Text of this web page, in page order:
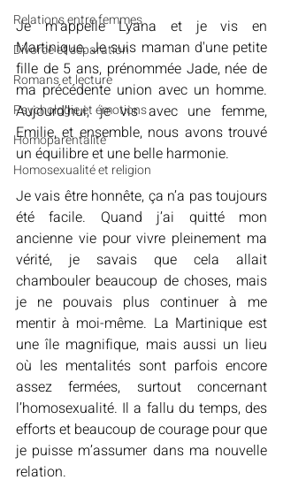
Relations entre femmes
Divorce et séparation
Romans et lecture
Psychologie et émotions
Homoparentalité
Homosexualité et religion
Je m'appelle Lyana et je vis en
Martinique. Je suis maman d'une petite
fille de 5 ans, prénommée Jade, née de
ma précédente union avec un homme.
Aujourd’hui, je vis avec une femme,
Emilie, et ensemble, nous avons trouvé
un équilibre et une belle harmonie.
Je vais être honnête, ça n’a pas toujours
été facile. Quand j’ai quitté mon
ancienne vie pour vivre pleinement ma
vérité, je savais que cela allait
chambouler beaucoup de choses, mais
je ne pouvais plus continuer à me
mentir à moi-même. La Martinique est
une île magnifique, mais aussi un lieu
où les mentalités sont parfois encore
assez fermées, surtout concernant
l’homosexualité. Il a fallu du temps, des
efforts et beaucoup de courage pour que
je puisse m’assumer dans ma nouvelle
relation.